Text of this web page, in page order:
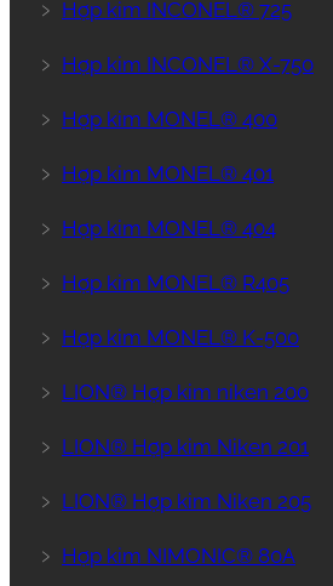
﹥ Hợp kim INCONEL® 725
﹥ Hợp kim INCONEL® X-750
﹥ Hợp kim MONEL® 400
﹥ Hợp kim MONEL® 401
﹥ Hợp kim MONEL® 404
﹥ Hợp kim MONEL® R405
﹥ Hợp kim MONEL® K-500
﹥ LION® Hợp kim niken 200
﹥ LION® Hợp kim Niken 201
﹥ LION® Hợp kim Niken 205
﹥ Hợp kim NIMONIC® 80A